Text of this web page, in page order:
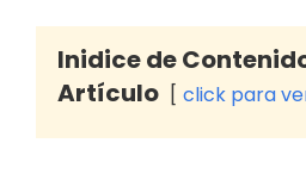
Inidice de
Artículo
click para